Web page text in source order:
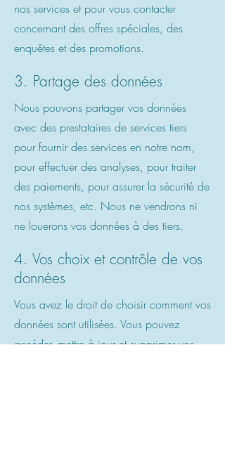
nos services et pour vous contacter
concernant des offres spéciales, des
enquêtes et des promotions.
3. Partage des données
Nous pouvons partager vos données
avec des prestataires de services tiers
pour fournir des services en notre nom,
pour effectuer des analyses, pour traiter
des paiements, pour assurer la sécurité de
nos systèmes, etc. Nous ne vendrons ni
ne louerons vos données à des tiers.
4. Vos choix et contrôle de vos
données
Vous avez le droit de choisir comment vos
données sont utilisées. Vous pouvez
accéder, mettre à jour et supprimer vos